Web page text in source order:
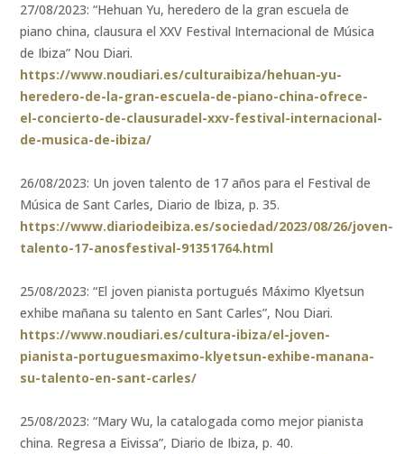
27/08/2023: “Hehuan Yu, heredero de la gran escuela de
piano china, clausura el XXV Festival Internacional de Música
de Ibiza” Nou Diari.
https://www.noudiari.es/culturaibiza/hehuan-yu-
heredero-de-la-gran-escuela-de-piano-china-ofrece-
el-concierto-de-clausuradel-xxv-festival-internacional-
de-musica-de-ibiza/
26/08/2023: Un joven talento de 17 años para el Festival de
Música de Sant Carles, Diario de Ibiza, p. 35.
https://www.diariodeibiza.es/sociedad/2023/08/26/joven-
talento-17-anosfestival-91351764.html
25/08/2023: “El joven pianista portugués Máximo Klyetsun
exhibe mañana su talento en Sant Carles”, Nou Diari.
https://www.noudiari.es/cultura-ibiza/el-joven-
pianista-portuguesmaximo-klyetsun-exhibe-manana-
su-talento-en-sant-carles/
25/08/2023: “Mary Wu, la catalogada como mejor pianista
china. Regresa a Eivissa”, Diario de Ibiza, p. 40.